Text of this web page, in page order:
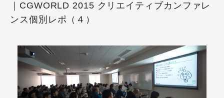
｜CGWORLD 2015 クリエイティブカンファレ
ンス個別レポ（４）